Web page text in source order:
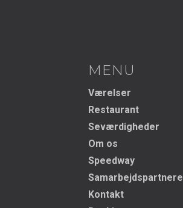
MENU
Værelser
Restaurant
Seværdigheder
Om os
Speedway
Samarbejdspartnere
Kontakt